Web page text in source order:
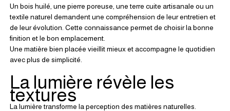
Un bois huilé, une pierre poreuse, une terre cuite artisanale ou un
textile naturel demandent une compréhension de leur entretien et
de leur évolution. Cette connaissance permet de choisir la bonne
finition et le bon emplacement.
Une matière bien placée vieillit mieux et accompagne le quotidien
avec plus de simplicité.
La lumière révèle les
textures
La lumière transforme la perception des matières naturelles.